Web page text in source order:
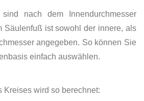
nach dem Innendurchmesser
Säulenfuß ist sowohl der innere, als
angegeben. So können Sie
einfach auswählen.
Kreises wird so berechnet: